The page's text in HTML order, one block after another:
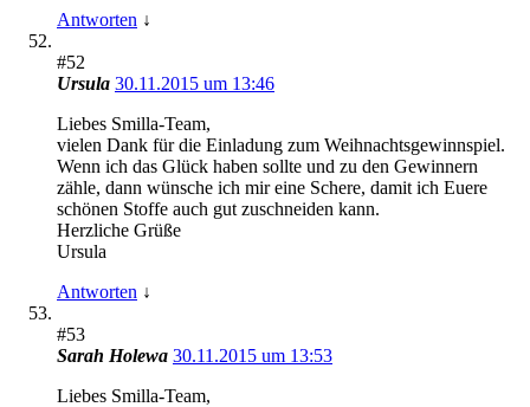
Antworten ↓
#52
Ursula 30.11.2015 um 13:46
Liebes Smilla-Team,
vielen Dank für die Einladung zum Weihnachtsgewinnspiel.
Wenn ich das Glück haben sollte und zu den Gewinnern
zähle, dann wünsche ich mir eine Schere, damit ich Euere
schönen Stoffe auch gut zuschneiden kann.
Herzliche Grüße
Ursula
Antworten ↓
#53
Sarah Holewa 30.11.2015 um 13:53
Liebes Smilla-Team,